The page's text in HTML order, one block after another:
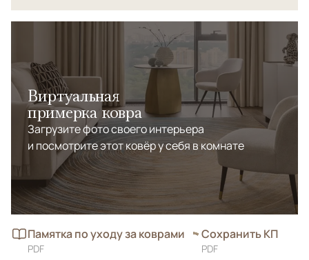
Виртуальная
примерка ковра
Загрузите фото своего интерьера
и посмотрите этот ковёр у себя в комнате
Памятка по уходу за коврами
PDF
Сохранить КП
PDF